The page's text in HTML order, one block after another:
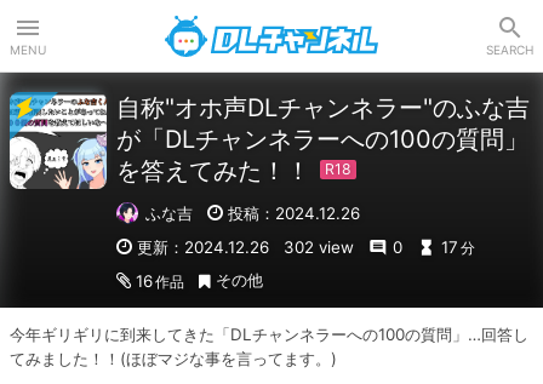
MENU SEARCH
自称"オホ声DLチャンネラー"のふな吉
が「DLチャンネラーへの100の質問」
を答えてみた！！
ふな吉
投稿：2024.12.26
更新：2024.12.26
302 view 0 17 分
16作品 その他
今年ギリギリに到来してきた「DLチャンネラーへの100の質問」…回答し
てみました！！(ほぼマジな事を言ってます。)